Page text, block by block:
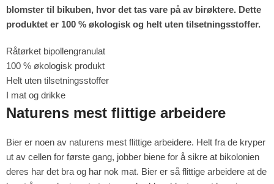
blomster til bikuben, hvor det tas vare på av birøktere. Dette
produktet er 100 % økologisk og helt uten tilsetningsstoffer.
Råtørket bipollengranulat
100 % økologisk produkt
Helt uten tilsetningsstoffer
I mat og drikke
Naturens mest flittige arbeidere
Bier er noen av naturens mest flittige arbeidere. Helt fra de kryper
ut av cellen for første gang, jobber biene for å sikre at bikolonien
deres har det bra og har nok mat. Bier er så flittige arbeidere at de